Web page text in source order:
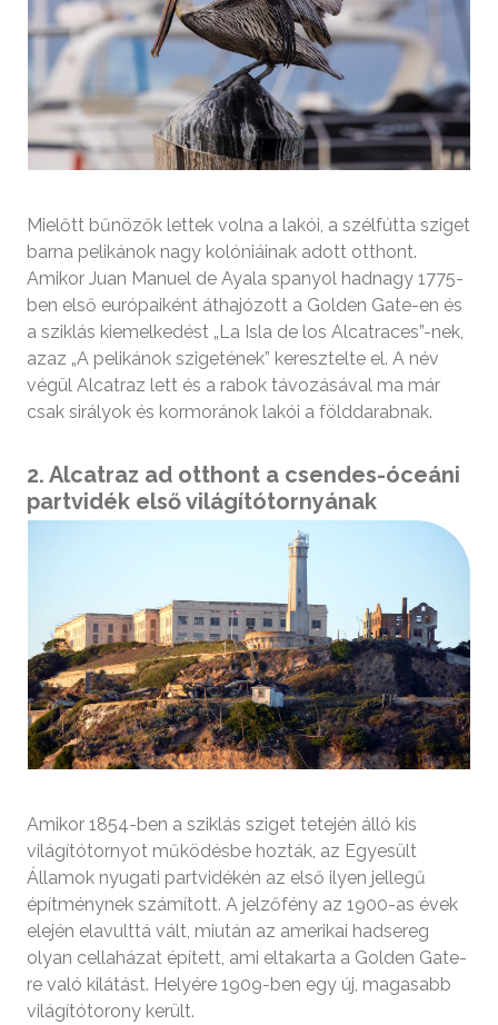
Mielőtt bűnözők lettek volna a lakói, a szélfútta sziget
barna pelikánok nagy kolóniáinak adott otthont.
Amikor Juan Manuel de Ayala spanyol hadnagy 1775-
ben első európaiként áthajózott a Golden Gate-en és
a sziklás kiemelkedést „La Isla de los Alcatraces”-nek,
azaz „A pelikánok szigetének” keresztelte el. A név
végül Alcatraz lett és a rabok távozásával ma már
csak sirályok és kormoránok lakói a földdarabnak.
2. Alcatraz ad otthont a csendes-óceáni
partvidék első világítótornyának
Amikor 1854-ben a sziklás sziget tetején álló kis
világítótornyot működésbe hozták, az Egyesült
Államok nyugati partvidékén az első ilyen jellegű
építménynek számított. A jelzőfény az 1900-as évek
elején elavulttá vált, miután az amerikai hadsereg
olyan cellaházat épített, ami eltakarta a Golden Gate-
re való kilátást. Helyére 1909-ben egy új, magasabb
világítótorony került.